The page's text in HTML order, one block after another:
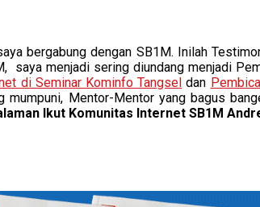
bergabung dengan SB1M. Inilah
saya menjadi sering diundang menjadi
di Seminar Kominfo Tangsel dan
mumpuni, Mentor-Mentor yang bagus
Ikut Komunitas Internet SB1M